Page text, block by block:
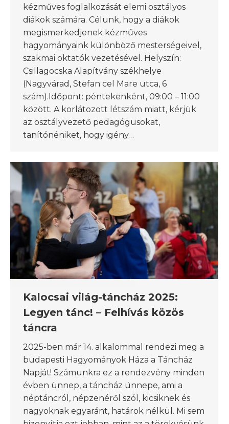
kézműves foglalkozását elemi osztályos
diákok számára. Célunk, hogy a diákok
megismerkedjenek kézműves
hagyományaink különböző mesterségeivel,
szakmai oktatók vezetésével. Helyszín:
Csillagocska Alapítvány székhelye
(Nagyvárad, Stefan cel Mare utca, 6
szám).Időpont: péntekenként, 09:00 – 11:00
között. A korlátozott létszám miatt, kérjük
az osztályvezető pedagógusokat,
tanítónéniket, hogy igény…
Kalocsai világ-táncház 2025:
Legyen tánc! – Felhívás közös
táncra
2025-ben már 14. alkalommal rendezi meg a
budapesti Hagyományok Háza a Táncház
Napját! Számunkra ez a rendezvény minden
évben ünnep, a táncház ünnepe, ami a
néptáncról, népzenéről szól, kicsiknek és
nagyoknak egyaránt, határok nélkül. Mi sem